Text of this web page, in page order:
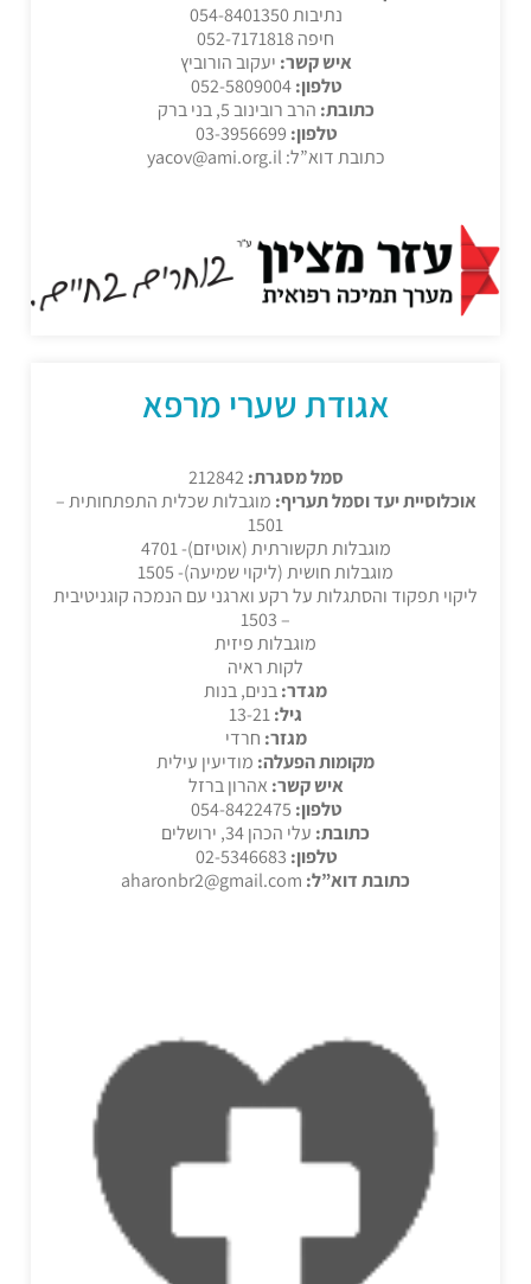
נתיבות 054-8401350
חיפה 052-7171818
איש קשר: יעקוב הורוביץ
טלפון:052-5809004
כתובת: הרב רובינוב 5, בני ברק
טלפון:
כתובת דוא”ל: yacov@ami.org.il
אגודת שערי מרפא
סמל מסגרת:
אוכלוסיית יעד וסמל תעריף: מוגבלות שכלית התפתחותית –
1501
מוגבלות תקשורתית (אוטיזם)- 4701
מוגבלות חושית (ליקוי שמיעה)- 1505
ליקוי תפקוד והסתגלות על רקע וארגני עם הנמכה קוגניטיבית
– 1503
מוגבלות פיזית
לקות ראיה
מגדר:בנים, בנות
גיל:
מגזר: חרדי
מקומות הפעלה: מודיעין עילית
איש קשר: אהרון ברזל
טלפון:
כתובת: עלי הכהן 34, ירושלים
טלפון:
כתובת דוא”ל: